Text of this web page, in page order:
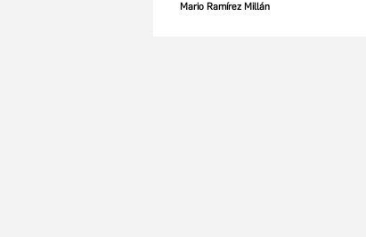
Mario Ramírez Millán